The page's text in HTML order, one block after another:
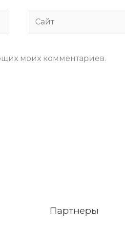
моих комментариев.
Партнеры